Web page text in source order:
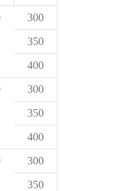
300
350
400
300
350
400
300
350